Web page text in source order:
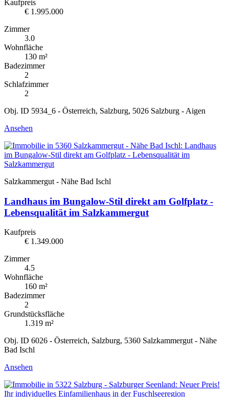
Kaufpreis
€ 1.995.000
Zimmer
3.0
Wohnfläche
130 m²
Badezimmer
2
Schlafzimmer
2
Obj. ID 5934_6 - Österreich, Salzburg, 5026 Salzburg - Aigen
Ansehen
Salzkammergut - Nähe Bad Ischl
Landhaus im Bungalow-Stil direkt am Golfplatz -
Lebensqualität im Salzkammergut
Kaufpreis
€ 1.349.000
Zimmer
4.5
Wohnfläche
160 m²
Badezimmer
2
Grundstücksfläche
1.319 m²
Obj. ID 6026 - Österreich, Salzburg, 5360 Salzkammergut - Nähe
Bad Ischl
Ansehen